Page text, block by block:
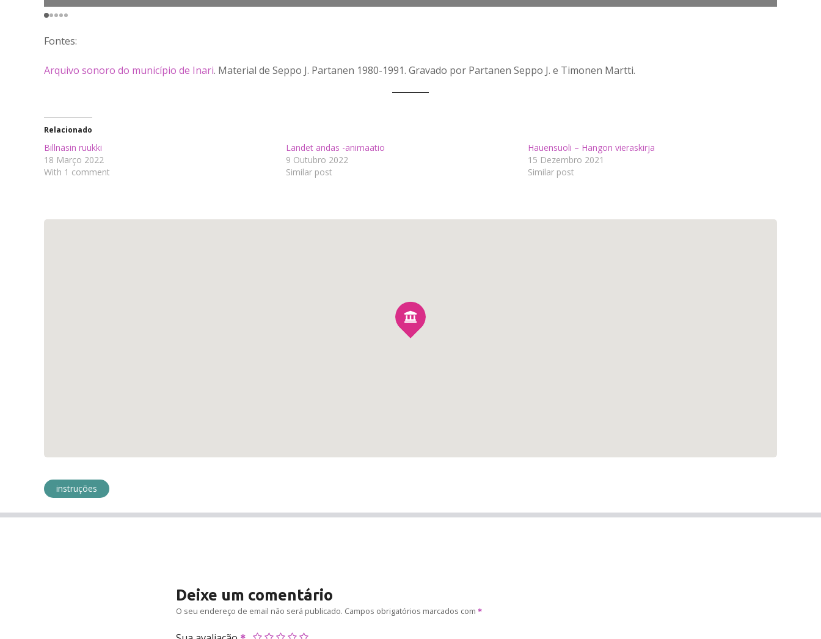
Fontes:
Arquivo sonoro do município de Inari. Material de Seppo J. Partanen 1980-1991. Gravado por Partanen Seppo J. e Timonen Martti.
Relacionado
Billnäsin ruukki
18 Março 2022
With 1 comment
Landet andas -animaatio
9 Outubro 2022
Similar post
Hauensuoli – Hangon vieraskirja
15 Dezembro 2021
Similar post
instruções
Deixe um comentário
O seu endereço de email não será publicado. Campos obrigatórios marcados com